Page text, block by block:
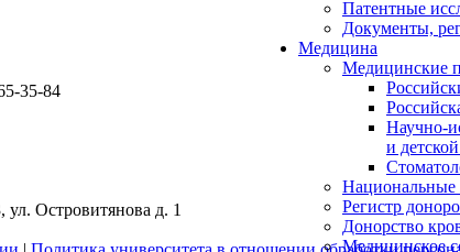
Патентные
Документы,
Медицина
Медицинские
Научно-
и
Национальные
Регистр
Донорство
Медицинское
35-84
ул. Островитянова д. 1